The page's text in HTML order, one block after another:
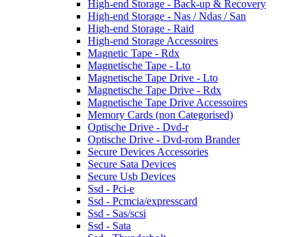
High-end Storage - Back-up & Recovery
High-end Storage - Nas / Ndas / San
High-end Storage - Raid
High-end Storage Accessoires
Magnetic Tape - Rdx
Magnetische Tape - Lto
Magnetische Tape Drive - Lto
Magnetische Tape Drive - Rdx
Magnetische Tape Drive Accessoires
Memory Cards (non Categorised)
Optische Drive - Dvd-r
Optische Drive - Dvd-rom Brander
Secure Devices Accessories
Secure Sata Devices
Secure Usb Devices
Ssd - Pci-e
Ssd - Pcmcia/expresscard
Ssd - Sas/scsi
Ssd - Sata